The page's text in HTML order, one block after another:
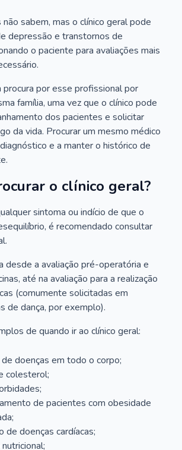
sabem, mas o clínico geral pode
depressão e transtornos de
o paciente para avaliações mais
procura por esse profissional por
família, uma vez que o clínico pode
dos pacientes e solicitar
da vida. Procurar um mesmo médico
e a manter o histórico de
o clínico geral?
sintoma ou indício de que o
é recomendado consultar
desde a avaliação pré-operatória e
até na avaliação para a realização
(comumente solicitadas em
de dança, por exemplo).
de quando ir ao clínico geral:
doenças em todo o corpo;
colesterol;
de pacientes com obesidade
de doenças cardíacas;